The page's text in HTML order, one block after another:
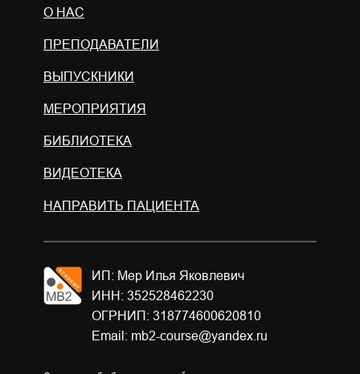
О НАС
ПРЕПОДАВАТЕЛИ
МЕРОПРИЯТИЯ
ВИДЕОТЕКА
БИБЛИОТЕКА
НАПРАВИТЬ ПАЦИЕНТА
ИП: Мер Илья Яковлевич
ИНН: 352528462230
ОГРНИП: 318774600620810
Email: mb2-course@yandex.ru
ВЫПУСКНИКИ